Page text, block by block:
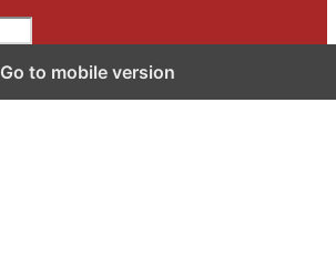
Go to mobile version